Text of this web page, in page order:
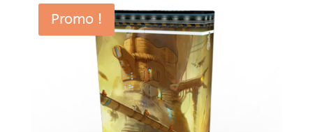
était :
27,90€.
est :
19,90€.
Promo !